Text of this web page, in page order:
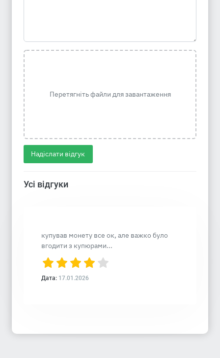
Перетягніть файли для завантаження
Надіслати відгук
Усі відгуки
купував монету все ок, але важко було
вгодити з купюрами...
Дата: 17.01.2026